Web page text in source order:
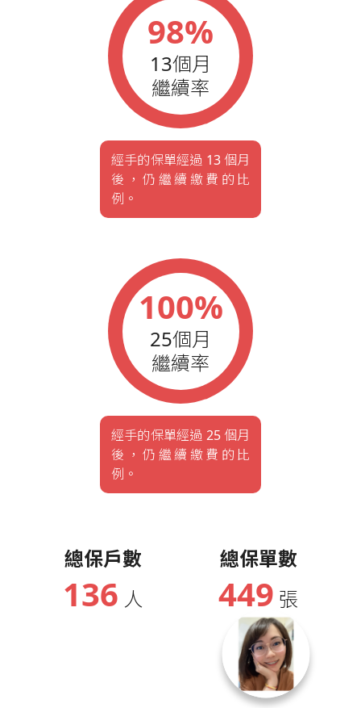
98%
13個月
繼續率
經手的保單經過 13 個月
後，仍繼續繳費的比
例。
100%
25個月
繼續率
經手的保單經過 25 個月
後，仍繼續繳費的比
例。
總保戶數
136 人
總保單數
449 張